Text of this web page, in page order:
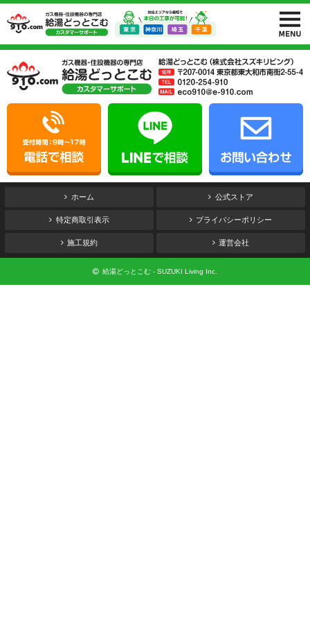
ホーム 公式ストア
特定商取引表示 プライバシーポリシー
施工規約 運営会社
給湯どっとこむ - SUZUKI Living Inc.